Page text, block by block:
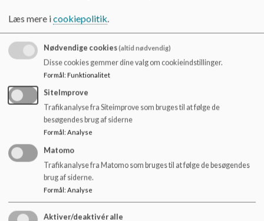
Adresse: Præstegårds Allé 11.
2700 Brønshøj.
Telefon: 33664344
Afd. Præstekær
Adresse: Præstekærvej 3A.
2700 Brønshøj.
Telefon: 33664344
Læs mere icookiepolitik.
Nødvendige cookies(altid nødvendig)
Disse cookies gemmer dine valg om cookieindstillinger.
Formål: Funktionalitet
SiteImprove
Trafikanalyse fra Siteimprove som bruges til at følge de
besøgendes brug af siderne
Formål : Analyse
Matomo
Trafikanalyse fra Matomo som bruges til at følge de besøgendes
brug af siderne.
Formål: Analyse
Aktiver/deaktivér alle